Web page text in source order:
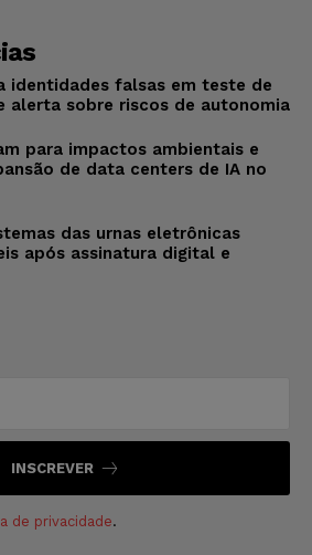
identidades falsas em teste de
alerta sobre riscos de autonomia
para impactos ambientais e
de data centers de IA no
das urnas eletrônicas
após assinatura digital e
INSCREVER
de privacidade.